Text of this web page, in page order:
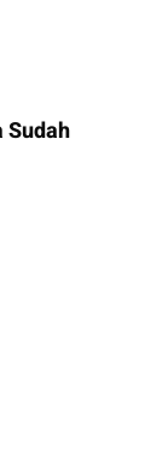
Sudah